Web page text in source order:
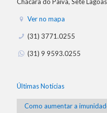
Ver no mapa
(31) 3771.0255
(31) 9 9593.0255
Últimas Notícias
Como aumentar a